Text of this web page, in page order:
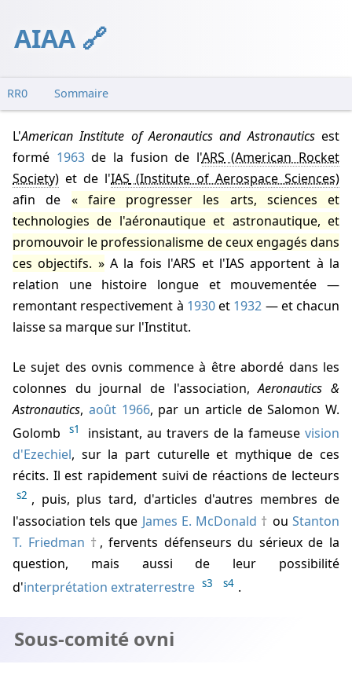
AIAA
RR0 Sommaire
Sous-comité ovni
Sondage de témoins scientifiques
Symposiums
L'American Institute of Aeronautics and Astronauticsest
formé 1963de la fusion de l'ARS
et de l'IAS
afin de
faire progresser les arts, sciences et
technologies de l'aéronautique et astronautique, et
promouvoir le professionalisme de ceux engagés dans
ces objectifs.
A la fois l'ARS et l'IAS apportent à la
relation une histoire longue et mouvementée —
remontant respectivement à 1930et 1932 — et chacun
laisse sa marque sur l'Institut.
Le sujet des ovnis commence à être abordé dans les
colonnes du journal de l'association,Aeronautics &
Astronautics, août 1966, par un article de Salomon W.
Golomb
s1 insistant, au travers de la fameusevision
d'Ezechiel, sur la part cuturelle et mythique de ces
récits. Il est rapidement suivi de réactions de lecteurs
s2 , puis, plus tard, d'articles d'autres membres de
l'association tels que James E. McDonald ouStanton
T. Friedman
, fervents défenseurs du sérieux de la
question, mais aussi de leur possibilité
d'interprétation extraterrestre s3 s4 .
Sous-comité ovni